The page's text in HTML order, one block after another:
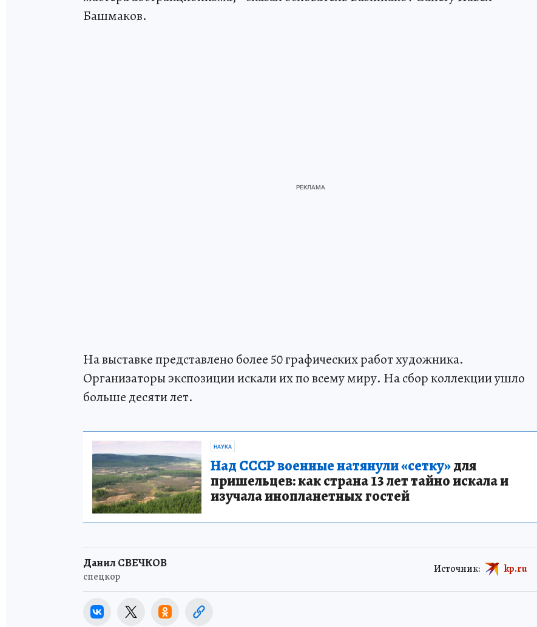
Башмаков.
На выставке представлено более 50 графических работ художника.
Организаторы экспозиции искали их по всему миру. На сбор коллекции ушло
больше десяти лет.
НАУКА
Над СССР военные натянули «сетку»для
пришельцев: как страна 13 лет тайно искала и
изучала инопланетных гостей
Данил СВЕЧКОВ
спецкор
Источник: kp.ru